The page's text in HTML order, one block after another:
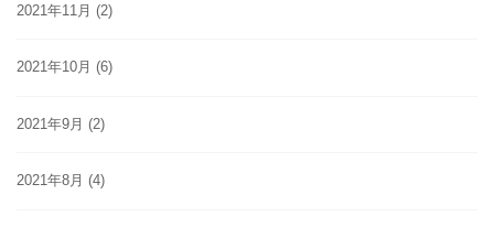
2021年11月 (2)
2021年10月 (6)
2021年9月 (2)
2021年8月 (4)